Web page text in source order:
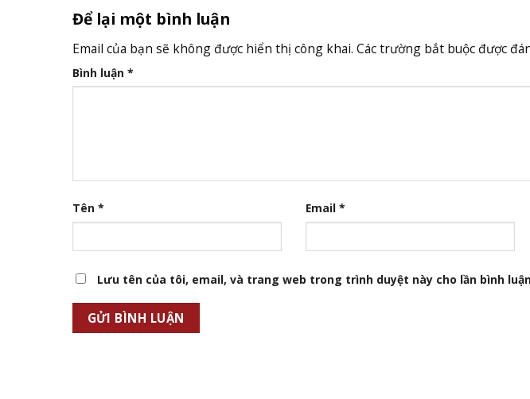
Để lại một bình luận
Email của bạn sẽ không được hiển thị công khai. Các trường bắt buộc được
Bình luận *
Tên * Email *
Lưu tên của tôi, email, và trang web trong trình duyệt này cho lần bình